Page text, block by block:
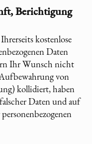
Berichtigung
kostenlose
Daten
Ihr Wunsch nicht
von
kollidiert, haben
Daten und auf